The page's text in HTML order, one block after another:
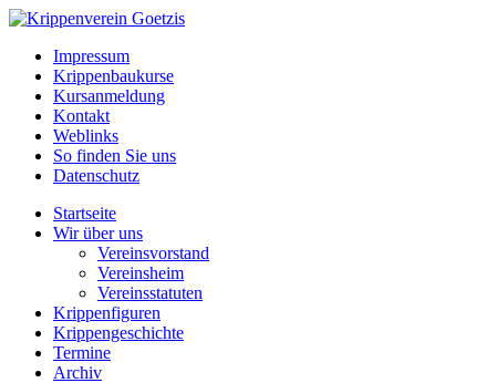
Impressum
Krippenbaukurse
Kursanmeldung
Kontakt
Weblinks
So finden Sie uns
Datenschutz
Startseite
Wir über uns
Vereinsvorstand
Vereinsheim
Vereinsstatuten
Krippenfiguren
Krippengeschichte
Termine
Archiv